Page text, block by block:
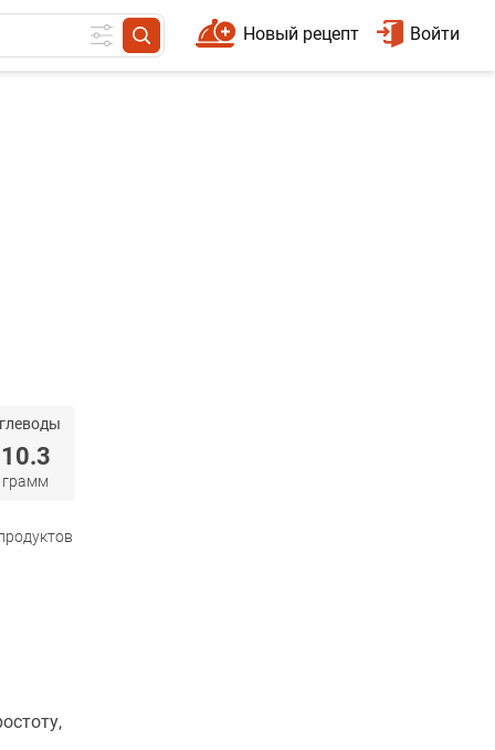
Войти
Новый рецепт
10.3
грамм